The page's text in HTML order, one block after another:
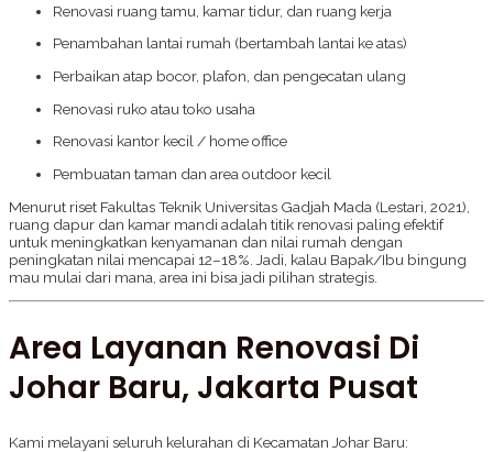
Renovasi ruang tamu, kamar tidur, dan ruang kerja
Penambahan lantai rumah (bertambah lantai ke atas)
Perbaikan atap bocor, plafon, dan pengecatan ulang
Renovasi ruko atau toko usaha
Renovasi kantor kecil / home office
Pembuatan taman dan area outdoor kecil
Menurut riset Fakultas Teknik Universitas Gadjah Mada (Lestari, 2021),
ruang dapur dan kamar mandi adalah titik renovasi paling efektif
untuk meningkatkan kenyamanan dan nilai rumah dengan
peningkatan nilai mencapai 12–18%. Jadi, kalau Bapak/Ibu bingung
mau mulai dari mana, area ini bisa jadi pilihan strategis.
Area Layanan Renovasi Di
Johar Baru, Jakarta Pusat
Kami melayani seluruh kelurahan di Kecamatan Johar Baru: